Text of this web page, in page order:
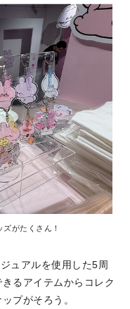
がたくさん！
ュアルを使用した5周
るアイテムからコレク
プがそろう。